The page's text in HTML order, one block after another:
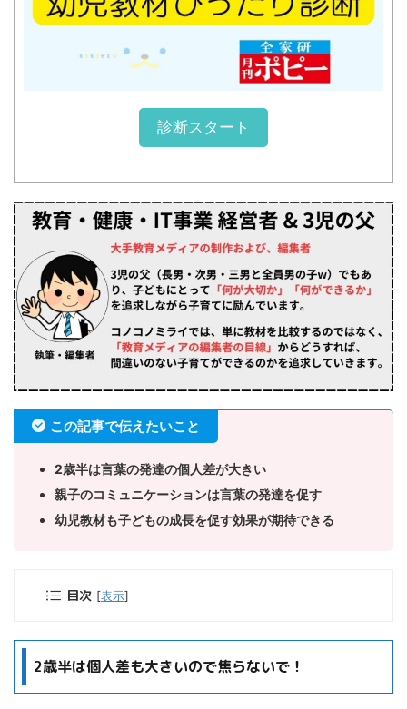
診断スタート
この記事で伝えたいこと
2歳半は言葉の発達の個人差が大きい
親子のコミュニケーションは言葉の発達を促す
幼児教材も子どもの成長を促す効果が期待できる
目次 [表示]
2歳半は個人差も大きいので焦らないで！